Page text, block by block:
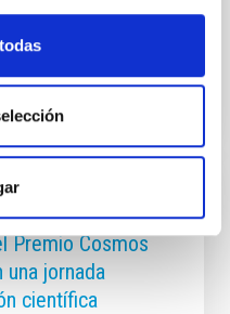
12/2025 - 13:33:25
Premio Cosmos
jornada
científica